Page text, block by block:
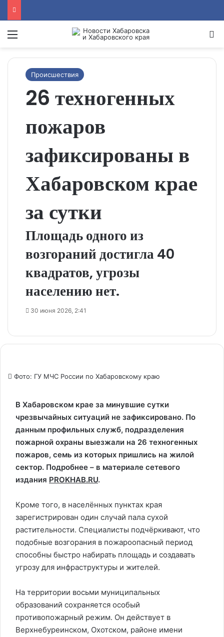
Menu
Происшествия
26 техногенных
пожаров
зафиксированы в
Хабаровском крае
за сутки
Площадь одного из
возгораний достигла 40
квадратов, угрозы
населению нет.
30 июня 2026, 2:41
Фото: ГУ МЧС России по Хабаровскому краю
В Хабаровском крае за минувшие сутки
чрезвычайных ситуаций не зафиксировано. По
данным профильных служб, подразделения
пожарной охраны выезжали на 26 техногенных
пожаров, семь из которых пришлись на жилой
сектор. Подробнее – в материале сетевого
издания PROKHAB.RU.
Кроме того, в населённых пунктах края
зарегистрирован один случай пала сухой
растительности. Специалисты подчёркивают, что
подобные возгорания в пожароопасный период
способны быстро набирать площадь и создавать
угрозу для инфраструктуры и жителей.
На территории восьми муниципальных
образований сохраняется особый
противопожарный режим. Он действует в
Верхнебуреинском, Охотском, районе имени